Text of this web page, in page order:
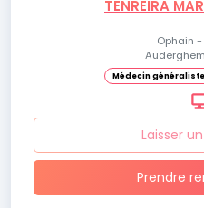
TENREIRA
Ophain
Médecin généraliste
Laisser
Prendre